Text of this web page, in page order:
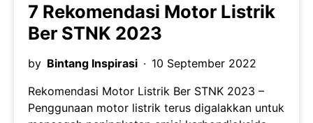
7 Rekomendasi Motor Listrik
Ber STNK 2023
by Bintang Inspirasi
10 September 2022
Rekomendasi Motor Listrik Ber STNK 2023 –
Penggunaan motor listrik terus digalakkan untuk